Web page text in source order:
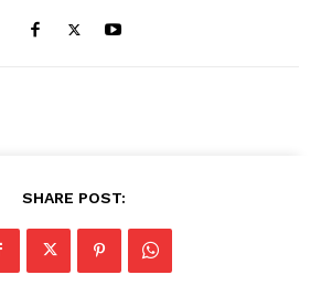
SHARE POST: